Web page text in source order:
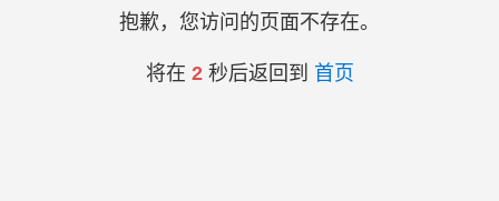
抱歉，您访问的页面不存在。
将在 2秒后返回到 首页